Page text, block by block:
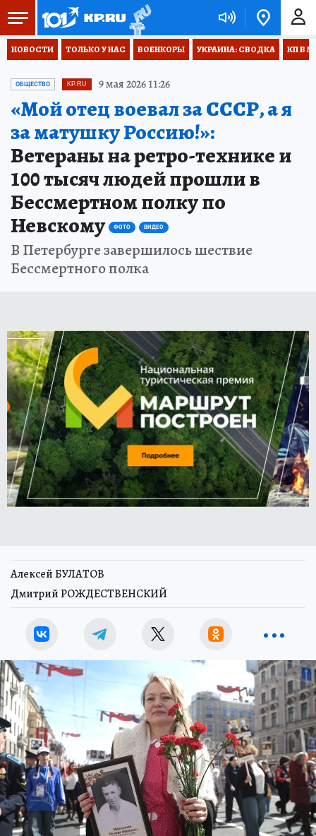
НОВОСТИ ТОЛЬКО У НАС ВОЕНКОРЫ УКРАИНА: СВОДКА КП В
ОБЩЕСТВО KP.RU 9 мая 2026 11:26
«Мой отец воевал за СССР, а я
за матушку Россию!»:
Ветераны на ретро-технике и
100 тысяч людей прошли в
Бессмертном полку по
Невскому
ФОТО ВИДЕО
В Петербурге завершилось шествие
Бессмертного полка
Алексей БУЛАТОВ
Дмитрий РОЖДЕСТВЕНСКИЙ